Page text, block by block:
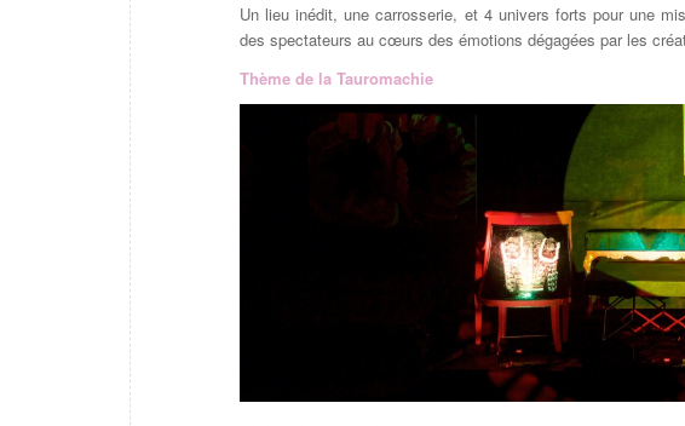
Un lieu inédit, une carrosserie, et 4 univers forts pour une
des spectateurs au cœurs des émotions dégagées par les
Thème de la Tauromachie